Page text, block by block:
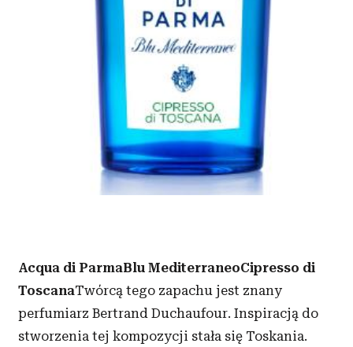
Acqua di ParmaBlu MediterraneoCipresso di
ToscanaTwórcą tego zapachu jest znany
perfumiarz Bertrand Duchaufour. Inspiracją do
stworzenia tej kompozycji stała się Toskania.